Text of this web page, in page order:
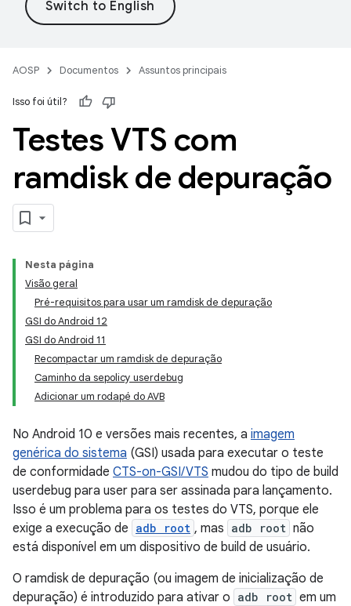
AOSP Documentos Assuntos principais
Isso foi útil?
Testes VTS com
ramdisk de depuração
Nesta página
Visão geral
Pré-requisitos para usar um ramdisk de depuração
GSI do Android 12
GSI do Android 11
Recompactar um ramdisk de depuração
Caminho da sepolicy userdebug
Adicionar um rodapé do AVB
No Android 10 e versões mais recentes, a imagem
genérica do sistema (GSI) usada para executar o teste
de conformidade CTS-on-GSI/VTS mudou do tipo de build
userdebug para user para ser assinada para lançamento.
Isso é um problema para os testes do VTS, porque ele
exige a execução de adb root , mas adb root não
está disponível em um dispositivo de build de usuário.
O ramdisk de depuração (ou imagem de inicialização de
depuração) é introduzido para ativar o adb root em um